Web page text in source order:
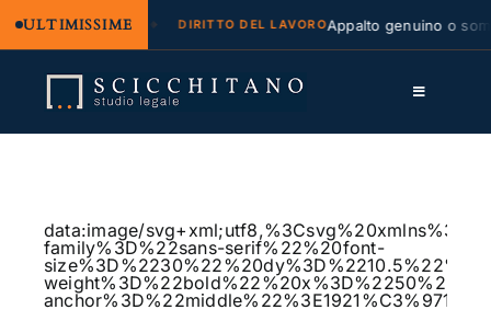
ULTIMISSIME
e regresso DIRITTO DEL LAVOROAppalto genuino o
contenuto
Toggle
Servizi
Approfondimenti
data:image/
family%3D%22sans-serif%22%20font-